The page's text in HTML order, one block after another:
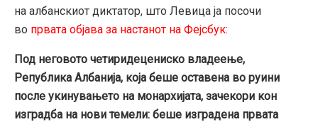
на албанскиот диктатор, што Левица ја посочи
во првата објава за настанот на Фејсбук:
Под неговото четиридецениско владеење,
Република Албанија, која беше оставена во руини
после укинувањето на монархијата, зачекори кон
изградба на нови темели: беше изградена првата